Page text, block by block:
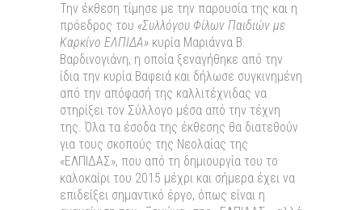
Την έκθεση τίμησε με την παρουσία της και η
πρόεδρος του «Συλλόγου Φίλων Παιδιών με
Καρκίνο ΕΛΠΙΔΑ» κυρία Μαριάννα Β.
Βαρδινογιάνη, η οποία ξεναγήθηκε από την
ίδια την κυρία Βαφειά και δήλωσε συγκινημένη
από την απόφασή της καλλιτέχνιδας να
στηρίξει τον Σύλλογο μέσα από την τέχνη
της. Όλα τα έσοδα της έκθεσης θα διατεθούν
για τους σκοπούς της Νεολαίας της
«ΕΛΠΙΔΑΣ», που από τη δημιουργία του το
καλοκαίρι του 2015 μέχρι και σήμερα έχει να
επιδείξει σημαντικό έργο, όπως είναι η